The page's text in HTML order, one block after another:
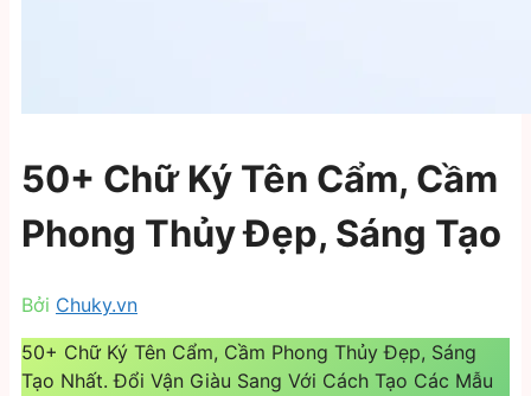
50+ Chữ Ký Tên Cẩm, Cầm
Phong Thủy Đẹp, Sáng Tạo
Bởi Chuky.vn
50+ Chữ Ký Tên Cẩm, Cầm Phong Thủy Đẹp, Sáng
Tạo Nhất. Đổi Vận Giàu Sang Với Cách Tạo Các Mẫu